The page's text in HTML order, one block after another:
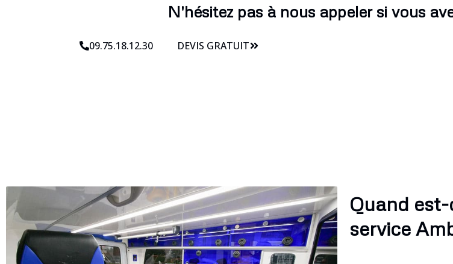
N'hésitez pas à nous appeler si vous
09.75.18.12.30 DEVIS GRATUIT
Quand est-
service